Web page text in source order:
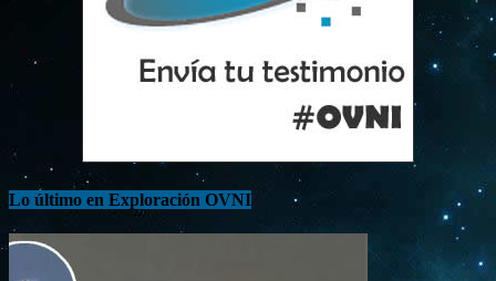
Lo último en Exploración OVNI